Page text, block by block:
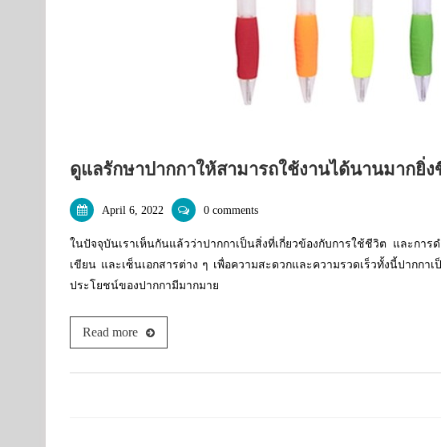
ดูแลรักษาปากกาให้สามารถใช้งานได้นานมากยิ่
April 6, 2022 0 comments
ในปัจจุบันเราเห็นกันแล้วว่าปากกาเป็นสิ่งที่เกี่ยวข้องกับการใช้ชีวิต และกา
เขียน และเซ็นเอกสารต่าง ๆ เพื่อความสะดวกและความรวดเร็วทั้งนี้ปากก
ประโยชน์ของปากกามีมากมาย
Read more